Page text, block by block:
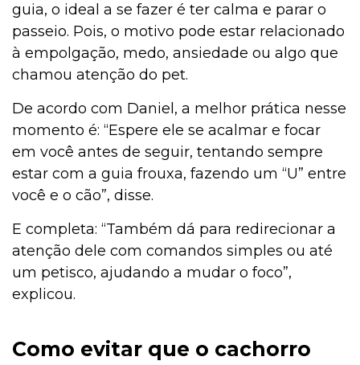
guia, o ideal a se fazer é ter calma e parar o
passeio. Pois, o motivo pode estar relacionado
à empolgação, medo, ansiedade ou algo que
chamou atenção do pet.
De acordo com Daniel, a melhor prática nesse
momento é: “Espere ele se acalmar e focar
em você antes de seguir, tentando sempre
estar com a guia frouxa, fazendo um “U” entre
você e o cão”, disse.
E completa: “Também dá para redirecionar a
atenção dele com comandos simples ou até
um petisco, ajudando a mudar o foco”,
explicou.
Como evitar que o cachorro